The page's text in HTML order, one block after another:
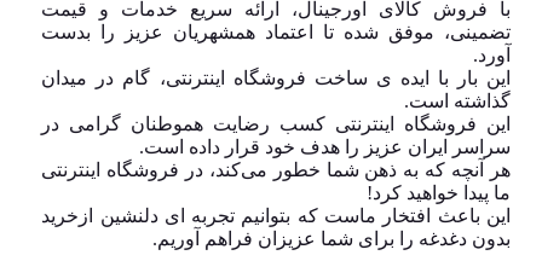
با فروش کالای اورجینال، ارائه سریع خدمات و قیمت
تضمینی، موفق شده تا اعتماد همشهریان عزیز را بدست
آورد.
این بار با ایده ی ساخت فروشگاه اینترنتی، گام در میدان
گذاشته است.
این فروشگاه اینترنتی کسب رضایت هموطنان گرامی در
سراسر ایران عزیز را هدف خود قرار داده است.
هر آنچه که به ذهن شما خطور می‌کند، در فروشگاه اینترنتی
ما پیدا خواهید کرد!
این باعث افتخار ماست که بتوانیم تجربه ای دلنشین ازخرید
بدون دغدغه را برای شما عزیزان فراهم آوریم.